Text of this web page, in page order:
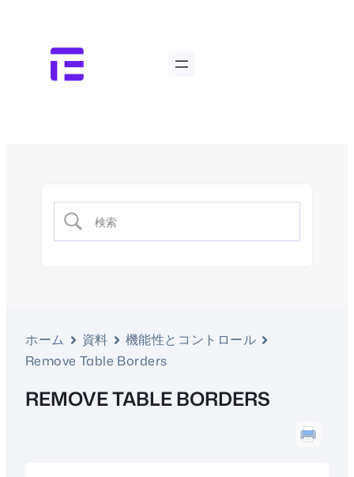
ホーム 資料
機能性とコントロール
Remove Table Borders
REMOVE TABLE BORDERS